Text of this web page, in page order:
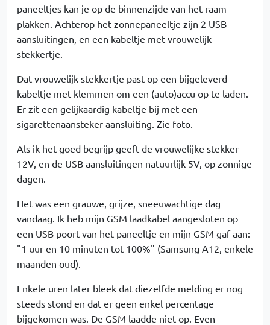
paneeltjes kan je op de binnenzijde van het raam
plakken. Achterop het zonnepaneeltje zijn 2 USB
aansluitingen, en een kabeltje met vrouwelijk
stekkertje.
Dat vrouwelijk stekkertje past op een bijgeleverd
kabeltje met klemmen om een (auto)accu op te laden.
Er zit een gelijkaardig kabeltje bij met een
sigarettenaansteker-aansluiting. Zie foto.
Als ik het goed begrijp geeft de vrouwelijke stekker
12V, en de USB aansluitingen natuurlijk 5V, op zonnige
dagen.
Het was een grauwe, grijze, sneeuwachtige dag
vandaag. Ik heb mijn GSM laadkabel aangesloten op
een USB poort van het paneeltje en mijn GSM gaf aan:
"1 uur en 10 minuten tot 100%" (Samsung A12, enkele
maanden oud).
Enkele uren later bleek dat diezelfde melding er nog
steeds stond en dat er geen enkel percentage
bijgekomen was. De GSM laadde niet op. Even